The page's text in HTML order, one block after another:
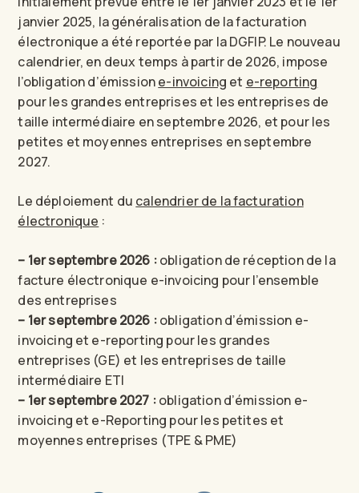
janvier 2025, la généralisation de la facturation
électronique a été reportée par la DGFIP. Le nouveau
calendrier, en deux temps à partir de 2026, impose
l’obligation d’émissione-invoicing et e-reporting
pour les grandes entreprises et les entreprises de
taille intermédiaire en septembre 2026, et pour les
petites et moyennes entreprises en septembre
2027.
Le déploiement du calendrier de la facturation
électronique :
– 1er septembre 2026 :obligation de réception de la
facture électronique e-invoicing pour l’ensemble
des entreprises
– 1er septembre 2026 :obligation d’émission e-
invoicing et e-reporting pour les grandes
entreprises (GE) et les entreprises de taille
intermédiaire ETI
– 1er septembre 2027 :obligation d’émission e-
invoicing et e-Reporting pour les petites et
moyennes entreprises (TPE & PME)